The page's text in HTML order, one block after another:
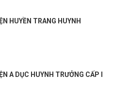
HUYỀN TRANG HUYNH
A DỤC HUYNH TRƯỞNG CẤP I